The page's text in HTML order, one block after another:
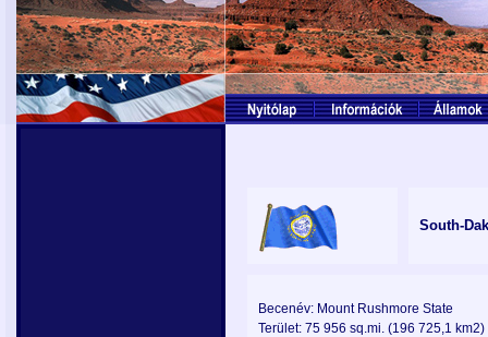
South-
Becenév: Mount Rushmore State
Terület: 75 956 sq.mi. (196 725,1 km2)